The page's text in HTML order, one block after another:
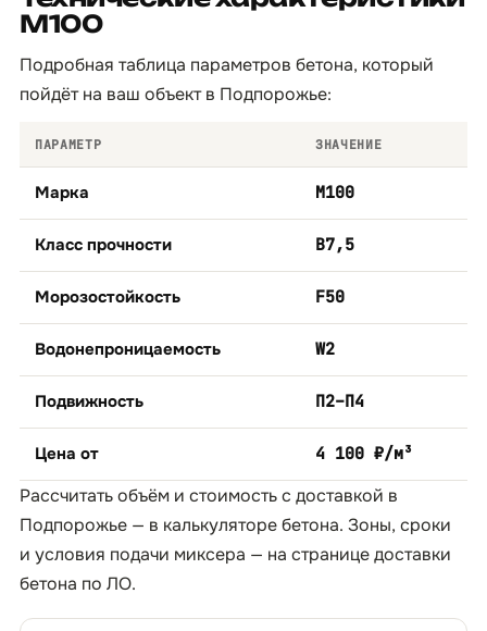
М100
Подробная таблица параметров бетона, который
пойдёт на ваш объект в Подпорожье:
ПАРАМЕТР ЗНАЧЕНИЕ
Марка М100
Класс прочности B7,5
Морозостойкость F50
Водонепроницаемость W2
Подвижность П2–П4
Цена от 4 100 ₽/м³
Рассчитать объём и стоимость с доставкой в
Подпорожье — в калькуляторе бетона. Зоны, сроки
и условия подачи миксера — на страницедоставки
бетона по ЛО.